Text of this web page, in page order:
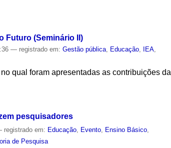
Futuro (Seminário II)
— registrado em:Gestão pública Educação IEA
qual foram apresentadas as contribuições da
pesquisadores
registrado em: Educação, Evento, Ensino Básico,
de Pesquisa